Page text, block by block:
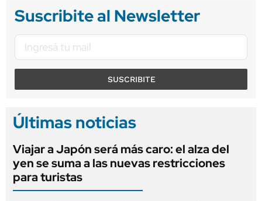
Suscribite al Newsletter
SUSCRIBITE
Últimas noticias
Viajar a Japón será más caro: el alza del
yen se suma a las nuevas restricciones
para turistas